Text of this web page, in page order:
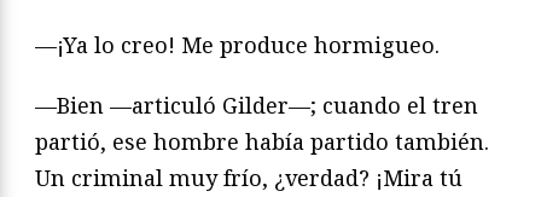
—¡Ya lo creo! Me produce hormigueo.
—Bien —articuló Gilder—; cuando el tren
partió, ese hombre había partido también.
Un criminal muy frío, ¿verdad? ¡Mira tú